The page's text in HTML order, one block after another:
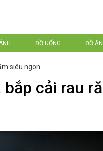
ĐỒ UỐNG ĐỒ
siêu ngon
cải rau